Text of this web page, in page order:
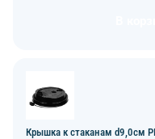
Крышка к стаканам d9,0см